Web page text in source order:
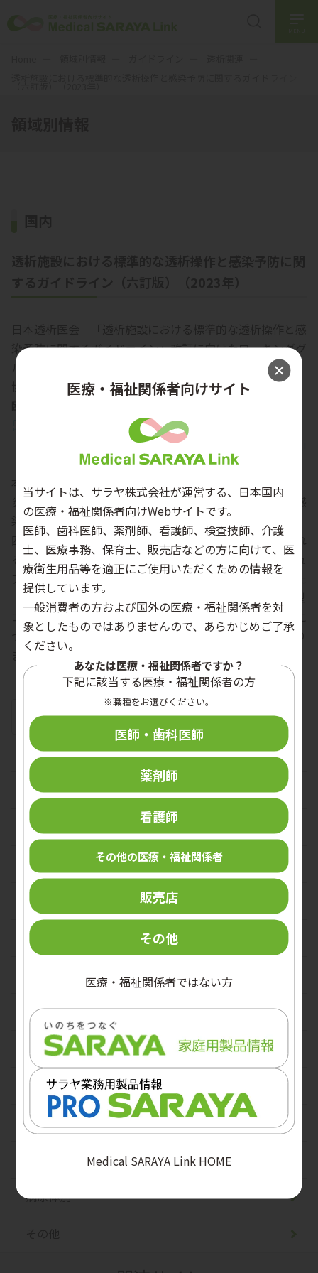
染予防に関するガイドライン」改訂に向けたワーキンググ
協力. 日本透析医会, 日本透析医学会, 日本腎臓学会, 日本
http://www.touseki-
ikai.or.jp/htm/05_publish/doc_m_and_g/20231231_i
nfection_control_guideline.pdf
本ガイドラインは、平成11年に透析施設において劇症肝
炎が多発し患者が死亡したことから、透析施設での院内感
染防止のためのマニュアルとして初版が作成されました。
四訂版からは、各施設の患者背景の違いや施設の要求され
る診療内容の違いに応じて役立てられるように、「マニュ
アル」から各記述のエビデンスレベルと推奨度が示された
「ガイドライン」に変更されています。六訂版では、新型
コロナウイルスの情報が追加された他、梅毒と帯状疱疹に
ついての項目や超音波プローブの管理などの内容が加わり
ました。
この記事をシェアする
ガイドライン
感染対策全般
手指衛生
環境感染制御
洗浄・消毒・滅菌
内視鏡関連
皮膚・排泄ケア
デバイス関連
手術関連
医療関連肺炎
職業感染制御
病原体別
医療・福祉関係者向けサイト
当サイトは、サラヤ株式会社が運営する、日本国内
の医療・福祉関係者向けWebサイトです。
医師、歯科医師、薬剤師、看護師、検査技師、介護
士、医療事務、保育士、販売店などの方に向けて、医
療衛生用品等を適正にご使用いただくための情報を
提供しています。
一般消費者の方および国外の医療・福祉関係者を対
象としたものではありませんので、あらかじめご了承
ください。
あなたは医療・福祉関係者ですか？
下記に該当する医療・福祉関係者の方
※職種をお選びください。
医師・歯科医師
薬剤師
看護師
その他の医療・福祉関係者
販売店
その他
医療・福祉関係者ではない方
Medical SARAYA Link HOME